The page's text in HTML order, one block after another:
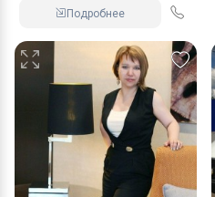
Подробнее